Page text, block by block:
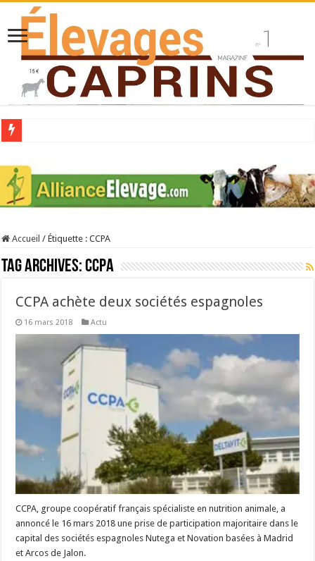
Stress thermique : quelles solutions concrètes pour protéger son troupeau ?
40 ans du Space : une présentation caprine quotidienne
La collecte de lait de chèvre confirme son rebond
Accueil / Étiquette :CCPA
Tag Archives:CCPA
CCPA achète deux sociétés espagnoles
16 mars 2018 Actu
CCPA, groupe coopératif français spécialiste en nutrition animale, a
annoncé le 16 mars 2018 une prise de participation majoritaire dans le
capital des sociétés espagnoles Nutega et Novation basées à Madrid
et Arcos de Jalon.